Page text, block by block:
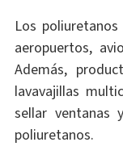
Los
aeropuertos,
Además,
lavavajillas
sellar ventanas
poliuretanos.